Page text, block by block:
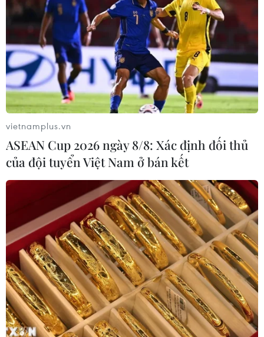
vietnamplus.vn
ASEAN Cup 2026 ngày 8/8: Xác định đối thủ
của đội tuyển Việt Nam ở bán kết